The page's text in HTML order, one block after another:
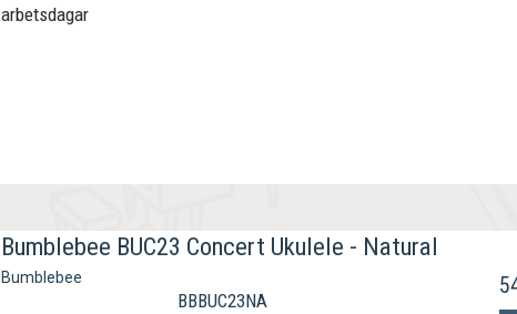
arbetsdagar
Bumblebee BUC23 Concert Ukulele - Natural
Bumblebee
BBBUC23NA